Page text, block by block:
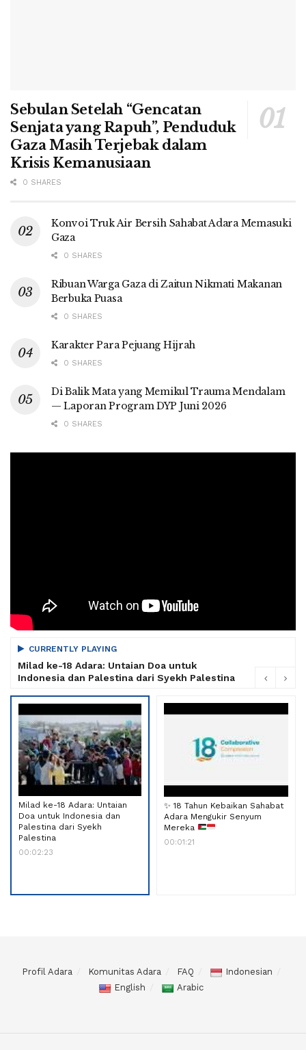
Sebulan Setelah “Gencatan
Senjata yang Rapuh”, Penduduk
Gaza Masih Terjebak dalam
Krisis Kemanusiaan
0 SHARES
Konvoi Truk Air Bersih Sahabat Adara Memasuki
Gaza
0 SHARES
Ribuan Warga Gaza di Zaitun Nikmati Makanan
Berbuka Puasa
0 SHARES
Karakter Para Pejuang Hijrah
0 SHARES
Di Balik Mata yang Memikul Trauma Mendalam
— Laporan Program DYP Juni 2026
0 SHARES
CURRENTLY PLAYING
Milad ke-18 Adara: Untaian Doa untuk
Indonesia dan Palestina dari Syekh Palestina
Milad ke-18 Adara: Untaian
Doa untuk Indonesia dan
Palestina dari Syekh
Palestina
00:02:23
✨ 18 Tahun Kebaikan Sahabat
Adara Mengukir Senyum
Mereka
00:01:21
Profil Adara Komunitas Adara FAQ
Indonesian
English
Arabic